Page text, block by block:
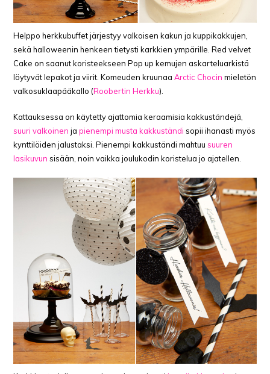
Helppo herkkubuffet järjestyy valkoisen kakun ja kuppikakkujen,
sekä halloweenin henkeen tietysti karkkien ympärille. Red velvet
Cake on saanut koristeekseen Pop up kemujen askarteluarkistä
löytyvät lepakot ja viirit. Komeuden kruunaaArctic Chocin mieletön
valkosuklaapääkallo (Roobertin Herkku).
Kattauksessa on käytetty ajattomia keraamisia kakkuständejä,
suuri valkoinen japienempi musta kakkuständi sopii ihanasti myös
kynttilöiden jalustaksi. Pienempi kakkuständi mahtuusuuren
lasikuvun sisään, noin vaikka joulukodin koristelua jo ajatellen.